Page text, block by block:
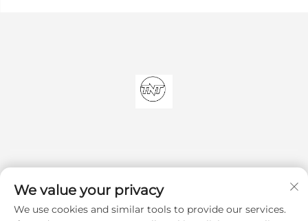
We value your privacy
We use cookies and similar tools to provide our services.